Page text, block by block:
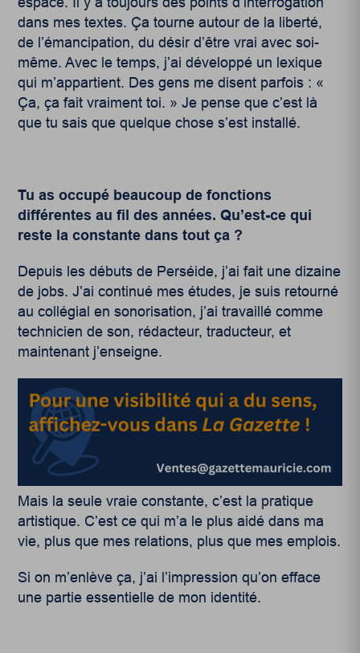
dans mes textes. Ça tourne autour de la liberté,
de l’émancipation, du désir d’être vrai avec soi-
même. Avec le temps, j’ai développé un lexique
qui m’appartient. Des gens me disent parfois : «
Ça, ça fait vraiment toi. » Je pense que c’est là
que tu sais que quelque chose s’est installé.
Tu as occupé beaucoup de fonctions
différentes au fil des années. Qu’est-ce qui
reste la constante dans tout ça ?
Depuis les débuts de Perséide, j’ai fait une dizaine
de jobs. J’ai continué mes études, je suis retourné
au collégial en sonorisation, j’ai travaillé comme
technicien de son, rédacteur, traducteur, et
maintenant j’enseigne.
Mais la seule vraie constante, c’est la pratique
artistique. C’est ce qui m’a le plus aidé dans ma
vie, plus que mes relations, plus que mes emplois.
Si on m’enlève ça, j’ai l’impression qu’on efface
une partie essentielle de mon identité.